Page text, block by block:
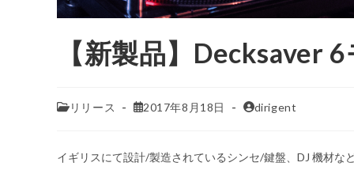
【新製品】Decksaver
リリース 2017年8月18日 dirigent
イギリスにて設計/製造されているシンセ/鍵盤、DJ 機材な